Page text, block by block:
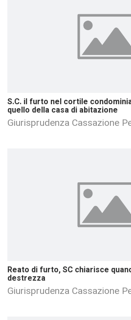
S.C. il furto nel cortile
quello della casa di abitazione
Giurisprudenza Cassazione
Reato di furto, SC chiarisce
destrezza
Giurisprudenza Cassazione